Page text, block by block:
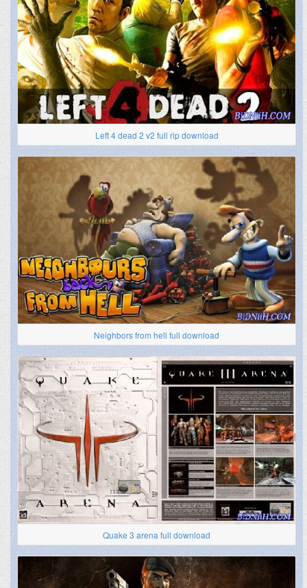
Left 4 dead 2 v2 full rip download
Neighbors from hell full download
Quake 3 arena full download